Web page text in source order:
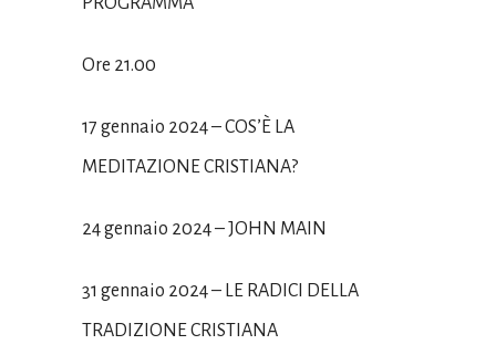
Ore 21.00
17 gennaio 2024 – COS’È LA
MEDITAZIONE CRISTIANA?
24 gennaio 2024 – JOHN MAIN
31 gennaio 2024 – LE RADICI DELLA
TRADIZIONE CRISTIANA